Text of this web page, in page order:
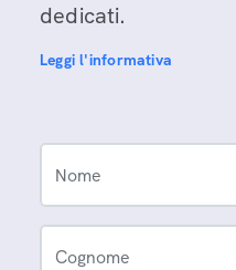
dedicati.
Leggi l'informativa
Nome
Cognome